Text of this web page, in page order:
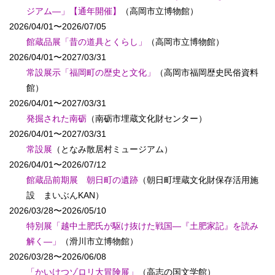
ジアム―」【通年開催】
（高岡市立博物館）
2026/04/01〜2026/07/05
館蔵品展「昔の道具とくらし」
（高岡市立博物館）
2026/04/01〜2027/03/31
常設展示「福岡町の歴史と文化」
（高岡市福岡歴史民俗資料
館）
2026/04/01〜2027/03/31
発掘された南砺 （南砺市埋蔵文化財センター）
2026/04/01〜2027/03/31
常設展 （となみ散居村ミュージアム）
2026/04/01〜2026/07/12
館蔵品前期展 朝日町の遺跡 （朝日町埋蔵文化財保存活用施
設 まいぶんKAN）
2026/03/28〜2026/05/10
特別展「越中土肥氏が駆け抜けた戦国―『土肥家記』を読み
解く―」
（滑川市立博物館）
2026/03/28〜2026/06/08
「かいけつゾロリ大冒険展」
（高志の国文学館）